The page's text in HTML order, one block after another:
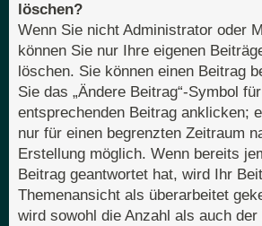
löschen?
Wenn Sie nicht Administrator oder
können Sie nur Ihre eigenen
löschen. Sie können einen Beitrag
Sie das „Ändere Beitrag“-Symbol
entsprechenden Beitrag anklicken;
nur für einen begrenzten Zeitraum
Erstellung möglich. Wenn bereits
Beitrag geantwortet hat, wird Ihr
Themenansicht als überarbeitet
wird sowohl die Anzahl als auch